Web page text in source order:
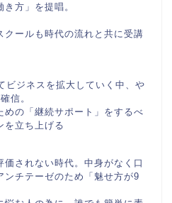
方」を提唱。
クールも時代の流れと共に受講
ビジネスを拡大していく中、や
信。
めの「継続サポート」をするべ
を立ち上げる
されない時代。中身がなく口
ンチテーゼのため「魅せ方が9